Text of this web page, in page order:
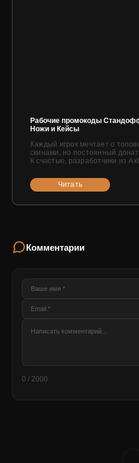
Рабочие промокоды
Ножи и Кейсы
Каждый игрок мечтает о
скинами, но постоянный
К счастью, разработчики из
Читать
Комментарии
0 / 2000